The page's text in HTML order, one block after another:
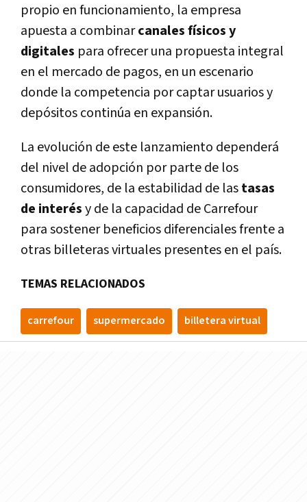
propio en funcionamiento, la empresa
apuesta a combinarcanales físicos y
digitales para ofrecer una propuesta integral
en el mercado de pagos, en un escenario
donde la competencia por captar usuarios y
depósitos continúa en expansión.
La evolución de este lanzamiento dependerá
del nivel de adopción por parte de los
consumidores, de la estabilidad de lastasas
de interésy de la capacidad de Carrefour
para sostener beneficios diferenciales frente a
otras billeteras virtuales presentes en el país.
TEMAS RELACIONADOS
carrefour supermercado billetera virtual